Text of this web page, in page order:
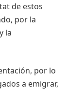
de estos
por la
la
por lo
a emigrar,